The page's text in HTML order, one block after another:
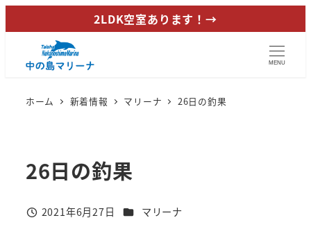
イ
2LDK空室あります！→
MENU
ホーム 新着情報 マリーナ 26日の釣果
26日の釣果
投稿日
2021年6月27日 カテゴリー
マリーナ